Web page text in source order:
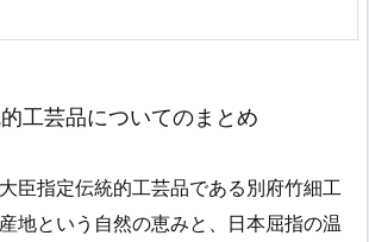
工芸品についてのまとめ
臣指定伝統的工芸品である別府竹細工
地という自然の恵みと、日本屈指の温